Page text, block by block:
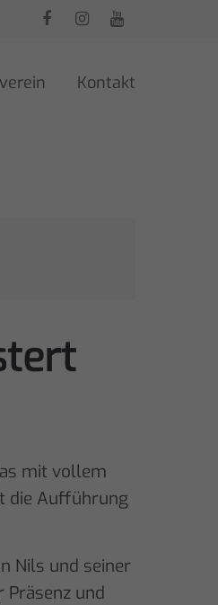
Kontakt
mit vollem
die Aufführung
Nils und seiner
und